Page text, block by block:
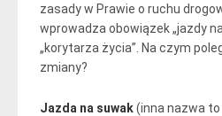
zasady w Prawie o ruchu
wprowadza obowiązek „jazdy
„korytarza życia”. Na czym
zmiany?
Jazda na suwak(inna nazwa